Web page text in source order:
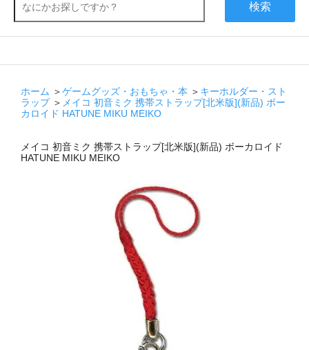
検索
ホーム ＞ゲームグッズ・おもちゃ・本 ＞ キーホルダー・スト
ラップ ＞ メイコ 初音ミク 携帯ストラップ[北米版](新品) ボー
カロイド HATUNE MIKU MEIKO
メイコ 初音ミク 携帯ストラップ[北米版](新品) ボーカロイド
HATUNE MIKU MEIKO